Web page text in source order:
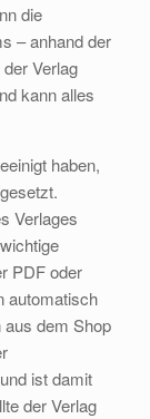
die
– anhand der
Verlag
kann alles
haben,
Verlages
PDF oder
automatisch
aus dem Shop
ist damit
der Verlag